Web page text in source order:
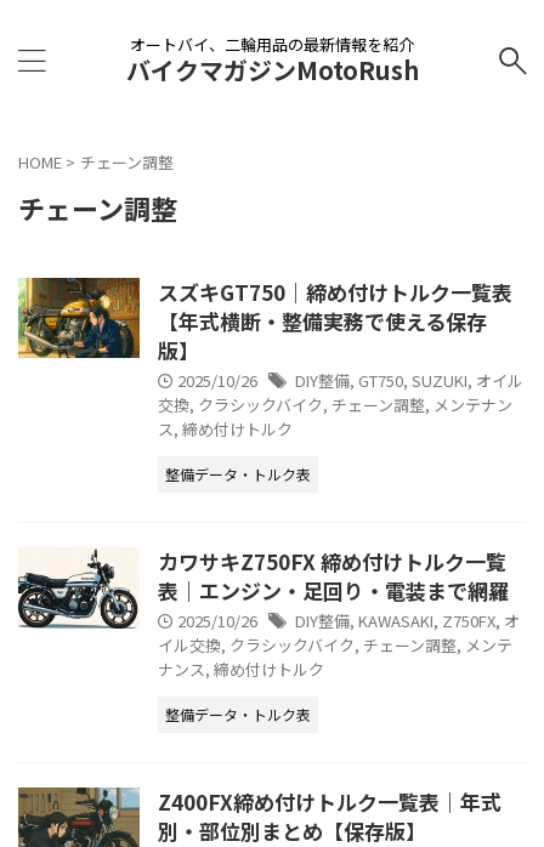
オートバイ、二輪用品の最新情報を紹介
バイクマガジンMotoRush
HOME > チェーン調整
チェーン調整
スズキGT750｜締め付けトルク一覧表
【年式横断・整備実務で使える保存
版】
2025/10/26 DIY整備, GT750, SUZUKI, オイル
交換, クラシックバイク, チェーン調整, メンテナン
ス, 締め付けトルク
整備データ・トルク表
カワサキZ750FX 締め付けトルク一覧
表｜エンジン・足回り・電装まで網羅
2025/10/26 DIY整備, KAWASAKI, Z750FX, オ
イル交換, クラシックバイク, チェーン調整, メンテ
ナンス, 締め付けトルク
整備データ・トルク表
Z400FX締め付けトルク一覧表｜年式
別・部位別まとめ【保存版】